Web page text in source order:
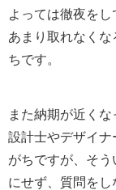
よっては徹夜を
あまり取れなく
ちです。
また納期が近くな
設計士やデザイナ
がちですが、そ
にせず、質問をし